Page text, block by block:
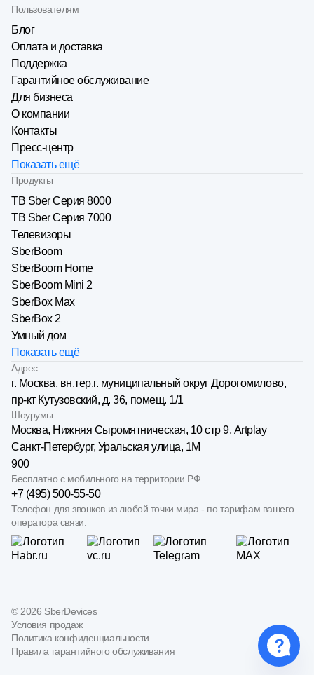
Пользователям
Блог
Оплата и доставка
Поддержка
Гарантийное обслуживание
Для бизнеса
О компании
Контакты
Пресс-центр
Показать ещё
Продукты
ТВ Sber Серия 8000
ТВ Sber Серия 7000
Телевизоры
SberBoom
SberBoom Home
SberBoom Mini 2
SberBox Max
SberBox 2
Умный дом
Показать ещё
Адрес
г. Москва, вн.тер.г. муниципальный округ Дорогомилово,
пр-кт Кутузовский, д. 36, помещ. 1/1
Шоурумы
Москва, Нижняя Сыро­мятническая, 10 стр 9, Artplay
Санкт-Петербург, Уральская улица, 1М
Бесплатно с мобильного на территории РФ
900
Телефон для звонков из любой точки мира - по тарифам вашего
оператора связи.
+7 (495) 500-55-50
© 2026 SberDevices
Условия продаж
Политика конфиденциальности
Правила гарантийного обслуживания